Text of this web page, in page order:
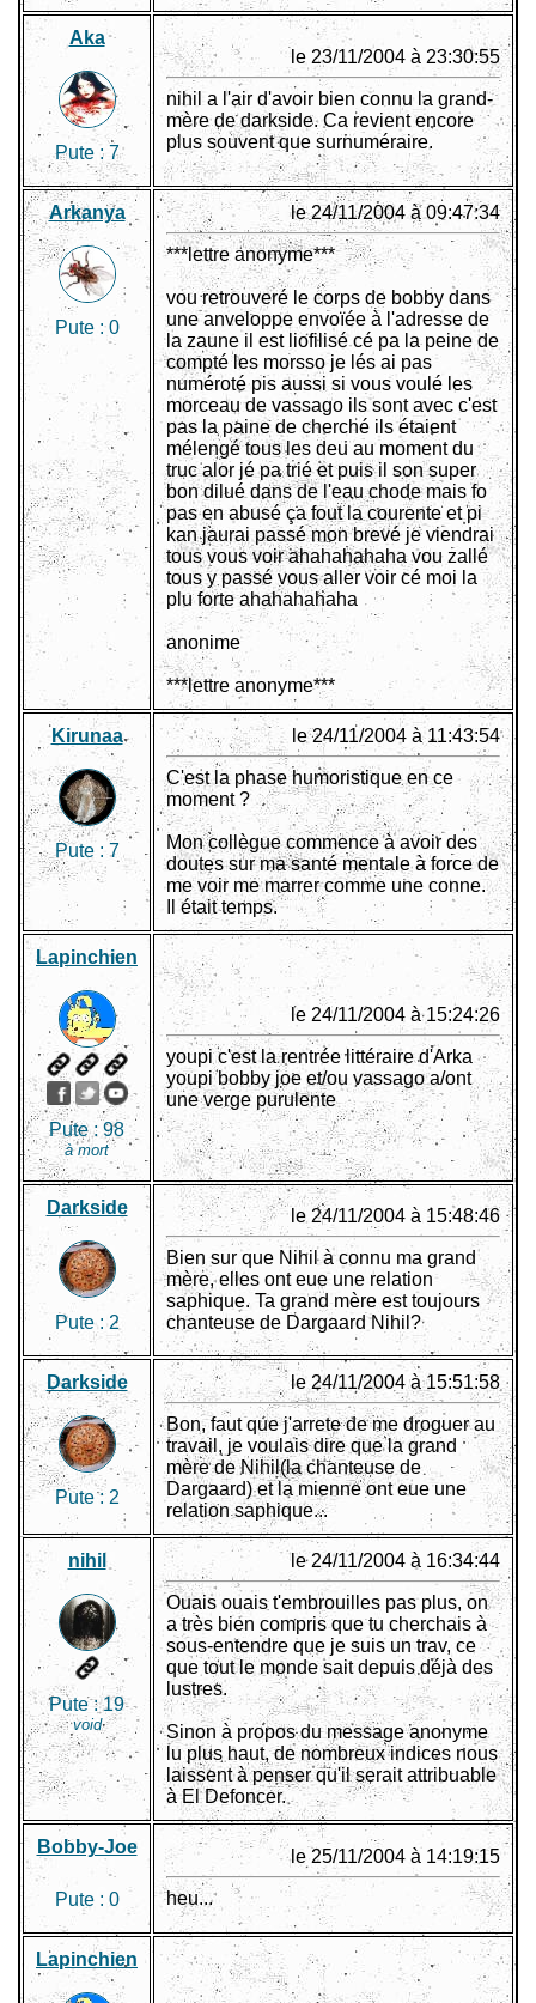
Aka
Pute : 7
le 23/11/2004 à 23:30:55
nihil a l'air d'avoir bien connu la grand-
mère de darkside. Ca revient encore
plus souvent que surnuméraire.
Arkanya
Pute :0
le 24/11/2004 à 09:47:34
***lettre anonyme***
vou retrouveré le corps de bobby dans
une anveloppe envoïée à l'adresse de
la zaune il est liofilisé cé pa la peine de
compté les morsso je lés ai pas
numéroté pis aussi si vous voulé les
morceau de vassago ils sont avec c'est
pas la paine de cherché ils étaient
mélengé tous les deu au moment du
truc alor jé pa trié et puis il son super
bon dilué dans de l'eau chode mais fo
pas en abusé ça fout la courente et pi
kan jaurai passé mon brevé je viendrai
tous vous voir ahahahahaha vou zallé
tous y passé vous aller voir cé moi la
plu forte ahahahahaha
anonime
***lettre anonyme***
Kirunaa
Pute : 7
le 24/11/2004 à 11:43:54
C'est la phase humoristique en ce
moment ?
Mon collègue commence à avoir des
doutes sur ma santé mentale à force de
me voir me marrer comme une conne.
Il était temps.
Lapinchien
Pute : 98
à mort
le 24/11/2004 à 15:24:26
youpi c'est la rentrée littéraire d'Arka
youpi bobby joe et/ou vassago a/ont
une verge purulente
Darkside
Pute :2
le 24/11/2004 à 15:48:46
Bien sur que Nihil à connu ma grand
mère, elles ont eue une relation
saphique. Ta grand mère est toujours
chanteuse de Dargaard Nihil?
Darkside
Pute : 2
le 24/11/2004 à 15:51:58
Bon, faut que j'arrete de me droguer au
travail, je voulais dire que la grand
mère de Nihil(la chanteuse de
Dargaard) et la mienne ont eue une
relation saphique...
nihil
Pute :19
void
le 24/11/2004 à 16:34:44
Ouais ouais t'embrouilles pas plus, on
a très bien compris que tu cherchais à
sous-entendre que je suis un trav, ce
que tout le monde sait depuis déjà des
lustres.
Sinon à propos du message anonyme
lu plus haut, de nombreux indices nous
laissent à penser qu'il serait attribuable
à El Defoncer.
Bobby-Joe
Pute : 0
le 25/11/2004 à 14:19:15
heu...
Lapinchien